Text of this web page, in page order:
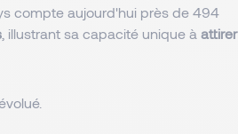
compte aujourd'hui près de 494
, illustrant sa capacité unique à attirer